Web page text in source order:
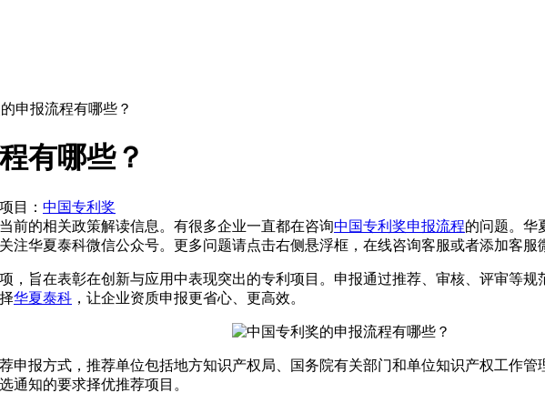
申报流程有哪些？
有哪些？
目： 中国专利奖
前的相关政策解读信息。有很多企业一直都在咨询中国专利奖申报流程的问题。华
注华夏泰科微信公众号。更多问题请点击右侧悬浮框，在线咨询客服或者添加客服
，旨在表彰在创新与应用中表现突出的专利项目。申报通过推荐、审核、评审等
华夏泰科 ，让企业资质申报更省心、更高效。
报方式，推荐单位包括地方知识产权局、国务院有关部门和单位知识产权工作管
通知的要求择优推荐项目。